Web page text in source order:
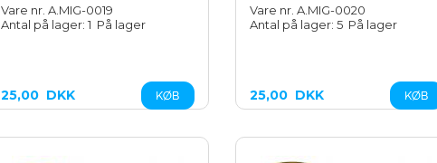
Vare nr. A.MIG-0019
Antal på lager: 1 På lager
25,00 DKK
Vare nr. A.MIG-0020
Antal på lager: 5 På lager
25,00DKK